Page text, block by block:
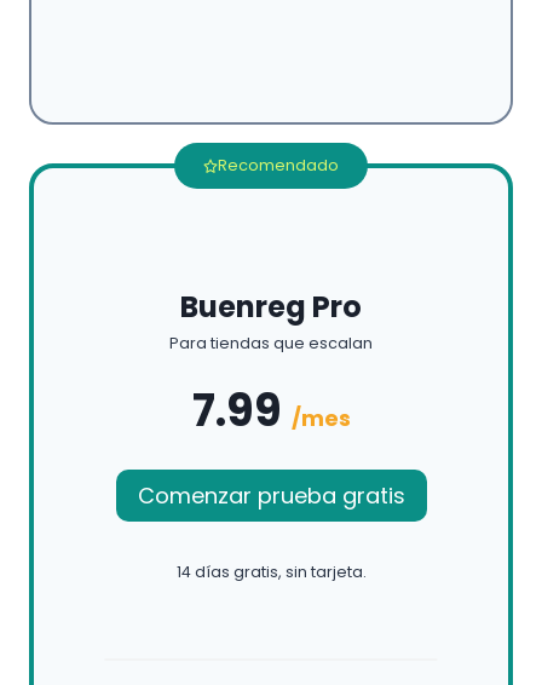
Recomendado
Buenreg Pro
Para tiendas que escalan
7.99 /mes
Comenzar prueba gratis
14 días gratis, sin tarjeta.